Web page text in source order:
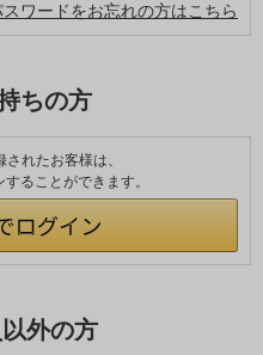
スワードをお忘れの方はこちら
ちの方
れたお客様は、
ることができます。
外の方